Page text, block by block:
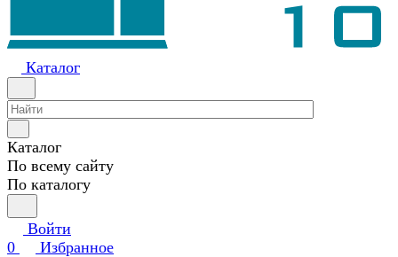
Каталог
Каталог
По всему сайту
По каталогу
Войти
0
Избранное